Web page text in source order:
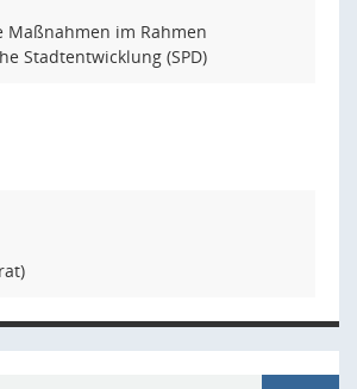
Maßnahmen im Rahmen
Stadtentwicklung (SPD)